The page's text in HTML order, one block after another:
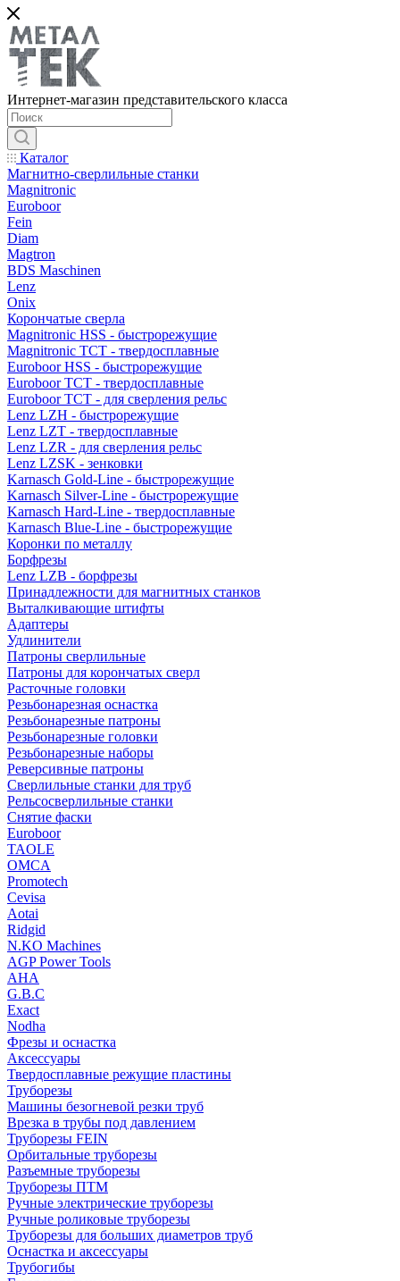
Интернет-магазин представительского класса
Каталог
Магнитно-сверлильные станки
Magnitronic
Euroboor
Fein
Diam
Magtron
BDS Maschinen
Lenz
Onix
Корончатые сверла
Magnitronic HSS - быстрорежущие
Magnitronic TCT - твердосплавные
Euroboor HSS - быстрорежущие
Euroboor TCT - твердосплавные
Euroboor TCT - для сверления рельс
Lenz LZH - быстрорежущие
Lenz LZT - твердосплавные
Lenz LZR - для сверления рельс
Lenz LZSK - зенковки
Karnasch Gold-Line - быстрорежущие
Karnasch Silver-Line - быстрорежущие
Karnasch Hard-Line - твердосплавные
Karnasch Blue-Line - быстрорежущие
Коронки по металлу
Борфрезы
Lenz LZB - борфрезы
Принадлежности для магнитных станков
Выталкивающие штифты
Адаптеры
Удлинители
Патроны сверлильные
Патроны для корончатых сверл
Расточные головки
Резьбонарезная оснастка
Резьбонарезные патроны
Резьбонарезные головки
Резьбонарезные наборы
Реверсивные патроны
Сверлильные станки для труб
Рельсосверлильные станки
Снятие фаски
Euroboor
TAOLE
OMCA
Promotech
Cevisa
Aotai
Ridgid
N.KO Machines
AGP Power Tools
AHA
G.B.C
Exact
Nodha
Фрезы и оснастка
Аксессуары
Твердосплавные режущие пластины
Труборезы
Машины безогневой резки труб
Врезка в трубы под давлением
Труборезы FEIN
Орбитальные труборезы
Разъемные труборезы
Труборезы ПТМ
Ручные электрические труборезы
Ручные роликовые труборезы
Труборезы для больших диаметров труб
Оснастка и аксессуары
Трубогибы